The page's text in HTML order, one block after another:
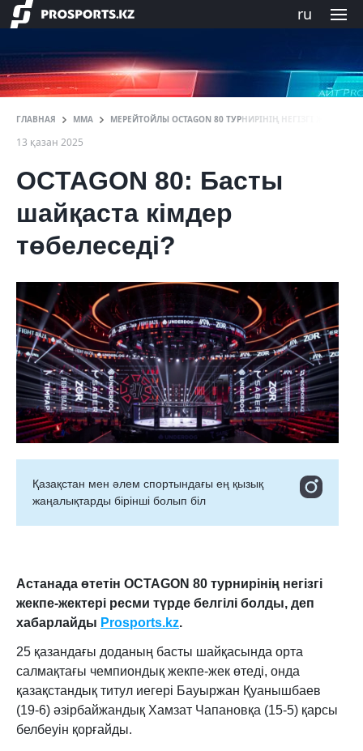
ru
ГЛАВНАЯ ММА МЕРЕЙТОЙЛЫ OCTAGON 80 ТУРНИРІНІҢ НЕГІЗГІ ЖЕКПЕ-
13 қазан 2025
OCTAGON 80: Басты
шайқаста кімдер
төбелеседі?
Қазақстан мен әлем спортындағы ең қызық
жаңалықтарды бірінші болып біл
Астанада өтетін OCTAGON 80 турнирінің негізгі
жекпе-жектері ресми түрде белгілі болды, деп
хабарлайды Prosports.kz.
25 қазандағы доданың басты шайқасында орта
салмақтағы чемпиондық жекпе-жек өтеді, онда
қазақстандық титул иегері Бауыржан Қуанышбаев
(19-6) әзірбайжандық Хамзат Чапановқа (15-5) қарсы
белбеуін қорғайды.